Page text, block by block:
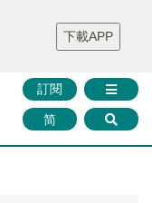
財華證券 媒體矩陣
智庫沙龍
聯絡我們
訂閱
简
下載APP